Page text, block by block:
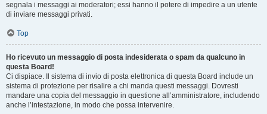
segnala i messaggi ai moderatori; essi hanno il potere di impedire a un utente
di inviare messaggi privati​​.
Top
Ho ricevuto un messaggio di posta indesiderata o spam da qualcuno in
questa Board!
Ci dispiace. Il sistema di invio di posta elettronica di questa Board include un
sistema di protezione per risalire a chi manda questi messaggi. Dovresti
mandare una copia del messaggio in questione all’amministratore, includendo
anche l’intestazione, in modo che possa intervenire.